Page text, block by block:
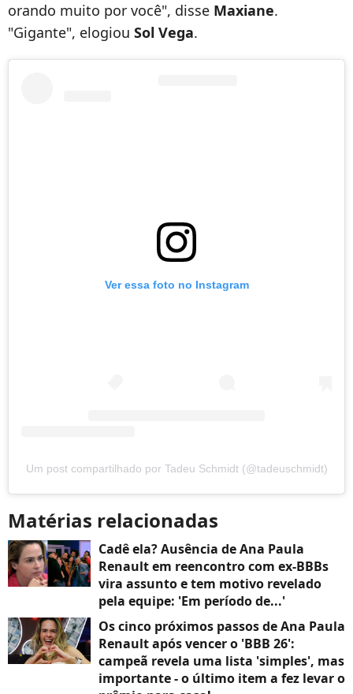
orando muito por você", disse Maxiane.
"Gigante", elogiou Sol Vega.
Ver essa foto no Instagram
Um post compartilhado por Tadeu Schmidt (@tadeuschmidt)
Matérias relacionadas
Cadê ela? Ausência de Ana Paula
Renault em reencontro com ex-BBBs
vira assunto e tem motivo revelado
pela equipe: 'Em período de...'
Os cinco próximos passos de Ana Paula
Renault após vencer o 'BBB 26':
campeã revela uma lista 'simples', mas
importante - o último item a fez levar o